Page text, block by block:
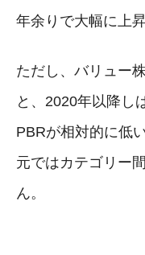
年余りで大幅に上
ただし、バリュー
と、2020年以降し
PBRが相対的に低
元ではカテゴリー
ん。